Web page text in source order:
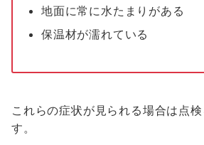
地面に常に水たまりがある
保温材が濡れている
これらの症状が見られる場合は点
す。